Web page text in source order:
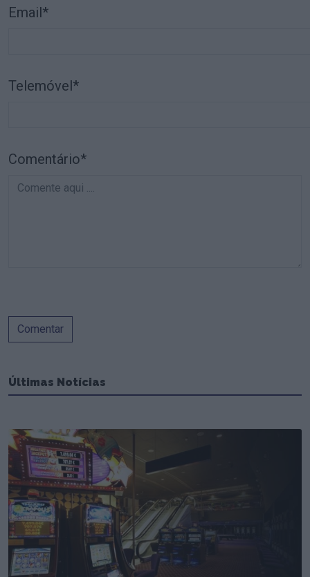
Email*
Telemóvel*
Comentário*
Comentar
Últimas Notícias